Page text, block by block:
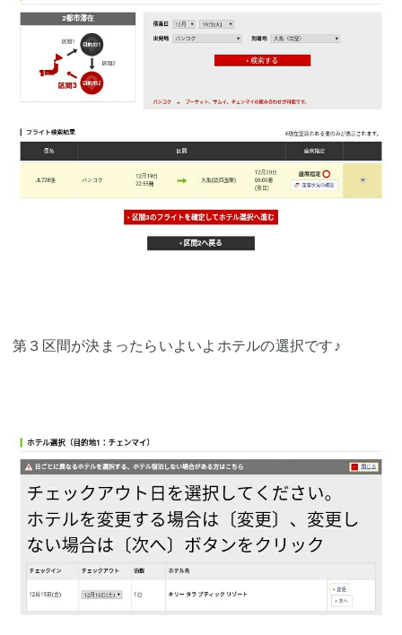
第３区間が決まったらいよいよホテルの選択です♪